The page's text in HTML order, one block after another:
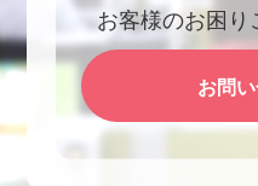
お客様のお困り
お問